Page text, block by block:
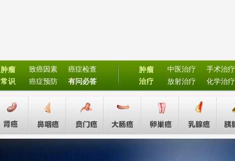
肿瘤
常识
致癌因素
癌症检查
癌症预防
有问必答
肿瘤
治疗
中医治疗
手术治疗
放射治疗
化学治疗